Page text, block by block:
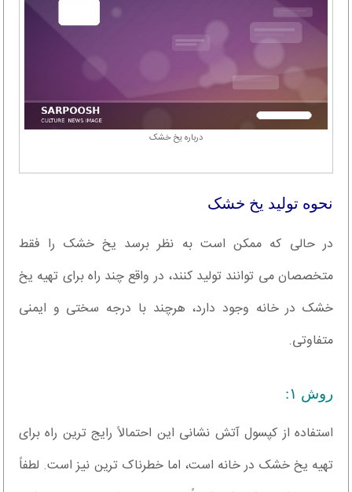
درباره یخ خشک
نحوه تولید یخ خشک
در حالی که ممکن است به نظر برسد یخ خشک را فقط
متخصصان می توانند تولید کنند، در واقع چند راه برای تهیه یخ
خشک در خانه وجود دارد، هرچند با درجه سختی و ایمنی
متفاوتی.
روش ۱:
استفاده از کپسول آتش نشانی این احتمالاً رایج ترین راه برای
تهیه یخ خشک در خانه است، اما خطرناک ترین نیز است. لطفاً